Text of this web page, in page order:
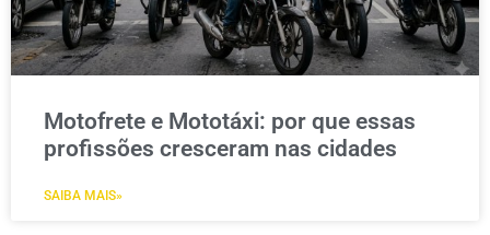
Motofrete e Mototáxi: por que essas
profissões cresceram nas cidades
SAIBA MAIS»